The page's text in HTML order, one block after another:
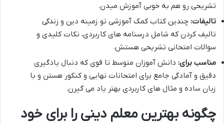
تشریحی رو هم به خوبی آموزش میدن.
تالیفات: چندین کتاب کمک آموزشی تو زمینه دین و زندگی
تالیف کردن که شامل درسنامه های کاربردی، نکات کلیدی و
سوالات امتحانی تشریحی هستش.
مناسب برای: دانش آموزان متوسط تا قوی که دنبال یادگیری
دقیق و آمادگی جامع برای امتحانات نهایی و کنکور هستن و با
زبان ساده و مثال های کاربردی بهتر یاد می گیرن.
چگونهبهترین معلم دینی را برای خود